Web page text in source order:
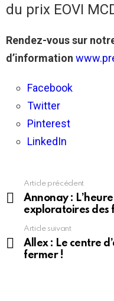
du prix EOVI
Rendez-vous sur
d’information
Facebook
Twitter
Pinterest
LinkedIn
voir
Article précédent
Annonay :
exploratoires des
Article suivant
Allex : Le centre
fermer !